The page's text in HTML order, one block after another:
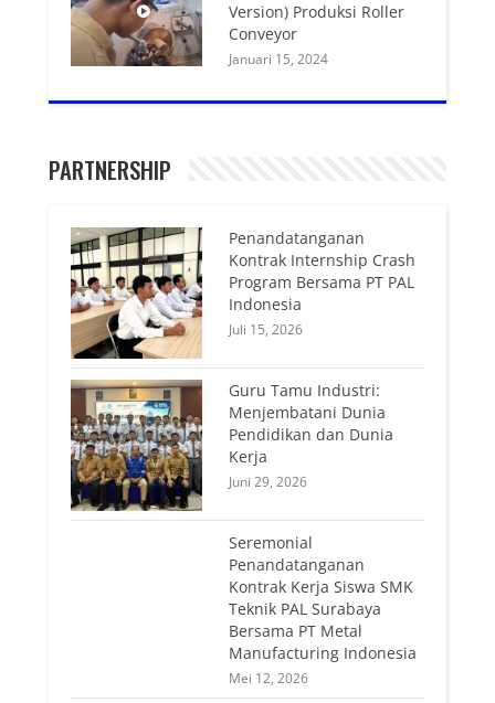
Version) Produksi Roller
Conveyor
Januari 15, 2024
PARTNERSHIP
Penandatanganan
Kontrak Internship Crash
Program Bersama PT PAL
Indonesia
Juli 15, 2026
Guru Tamu Industri:
Menjembatani Dunia
Pendidikan dan Dunia
Kerja
Juni 29, 2026
Seremonial
Penandatanganan
Kontrak Kerja Siswa SMK
Teknik PAL Surabaya
Bersama PT Metal
Manufacturing Indonesia
Mei 12, 2026